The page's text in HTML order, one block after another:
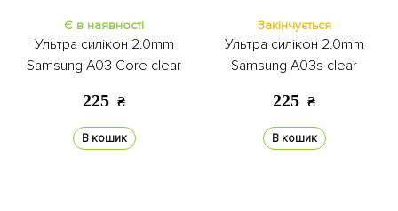
Є в наявності
Ультра силікон 2.0mm
Samsung A03 Core clear
225 ₴
В кошик
Закінчується
Ультра силікон 2.0mm
Samsung A03s clear
225 ₴
В кошик